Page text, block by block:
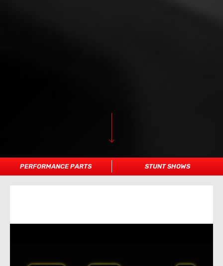
PERFORMANCE PARTS STUNT SHOWS